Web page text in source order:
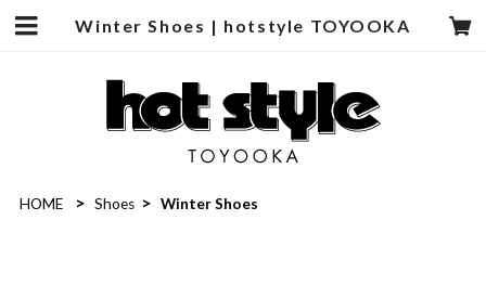
Winter Shoes | hotstyle TOYOOKA
HOME Shoes Winter Shoes